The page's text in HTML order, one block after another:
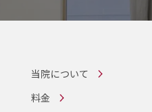
当院について
料金